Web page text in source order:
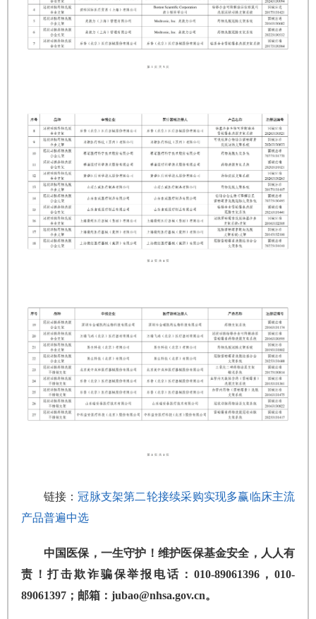
链接：冠脉支架第二轮接续采购实现多赢临床主流
产品普遍中选
中国医保，一生守护！维护医保基金安全，人人有
责！打击欺诈骗保举报电话：010-89061396，010-
89061397；邮箱：jubao@nhsa.gov.cn。